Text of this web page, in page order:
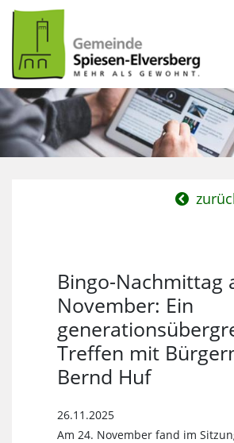
zum Inhalt
Bingo-Nachmittag
November: Ein
Treffen mit
Bernd Huf
26.11.2025
Am 24. November fand im